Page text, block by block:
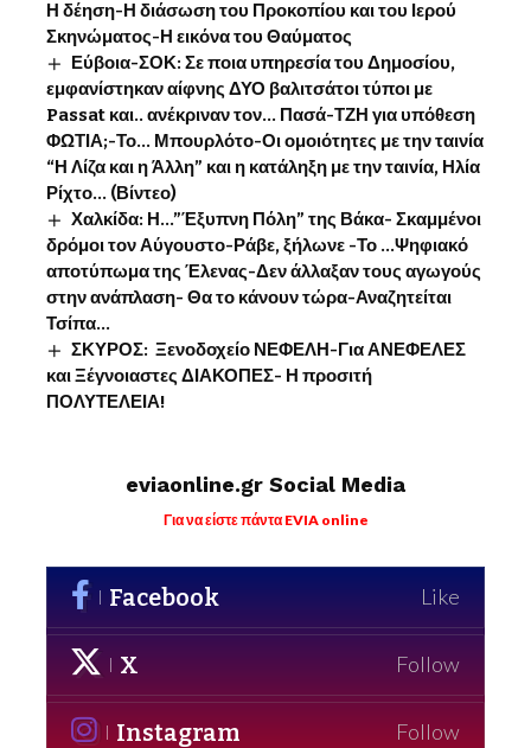
Η δέηση-Η διάσωση του Προκοπίου και του Ιερού
Σκηνώματος-Η εικόνα του Θαύματος
Εύβοια-ΣΟΚ: Σε ποια υπηρεσία του Δημοσίου,
εμφανίστηκαν αίφνης ΔΥΟ βαλιτσάτοι τύποι με
Passat και.. ανέκριναν τον… Πασά-ΤΖΗ για υπόθεση
ΦΩΤΙΑ;-Το… Μπουρλότο-Οι ομοιότητες με την ταινία
“Η Λίζα και η Άλλη” και η κατάληξη με την ταινία, Ηλία
Ρίχτο… (Βίντεο)
Χαλκίδα: Η…”Έξυπνη Πόλη” της Βάκα- Σκαμμένοι
δρόμοι τον Αύγουστο-Ράβε, ξήλωνε -Το …Ψηφιακό
αποτύπωμα της Έλενας-Δεν άλλαξαν τους αγωγούς
στην ανάπλαση- Θα το κάνουν τώρα-Αναζητείται
Τσίπα…
ΣΚΥΡΟΣ: Ξενοδοχείο ΝΕΦΕΛΗ-Για ΑΝΕΦΕΛΕΣ
και Ξέγνοιαστες ΔΙΑΚΟΠΕΣ- Η προσιτή
ΠΟΛΥΤΕΛΕΙΑ!
eviaonline.gr Social Media
Για να είστε πάντα EVIA online
Facebook Like
X Follow
Instagram Follow